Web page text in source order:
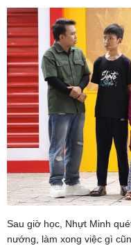
Sau giờ học, Nhựt Minh
nướng, làm xong việc gì